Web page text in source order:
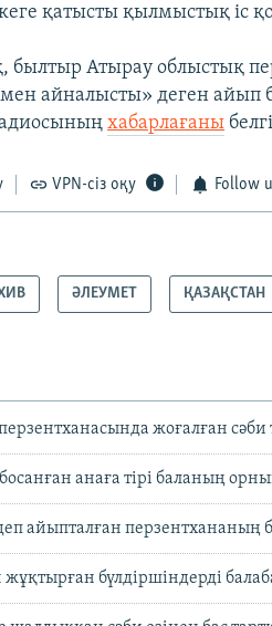
қатысты қылмыстық іс
былтыр Атырау облыстық
айналысты» деген
хабарлағаны
VPN-сіз оқу Follow
ӘЛЕУМЕТ ҚАЗАҚСТАН
жоғалған
анаға тірі баланың
айыпталған перзентхананың
жұқтырған бүлдіршіндерді